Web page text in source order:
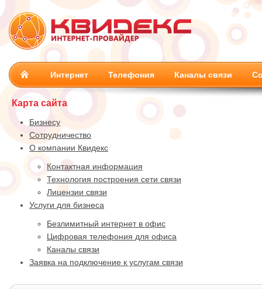
Интернет Телефония Каналы связи
Карта сайта
Бизнесу
Сотрудничество
О компании Квидекс
Контактная информация
Технология построения сети связи
Лицензии связи
Услуги для бизнеса
Безлимитный интернет в офис
Цифровая телефония для офиса
Каналы связи
Заявка на подключение к услугам связи